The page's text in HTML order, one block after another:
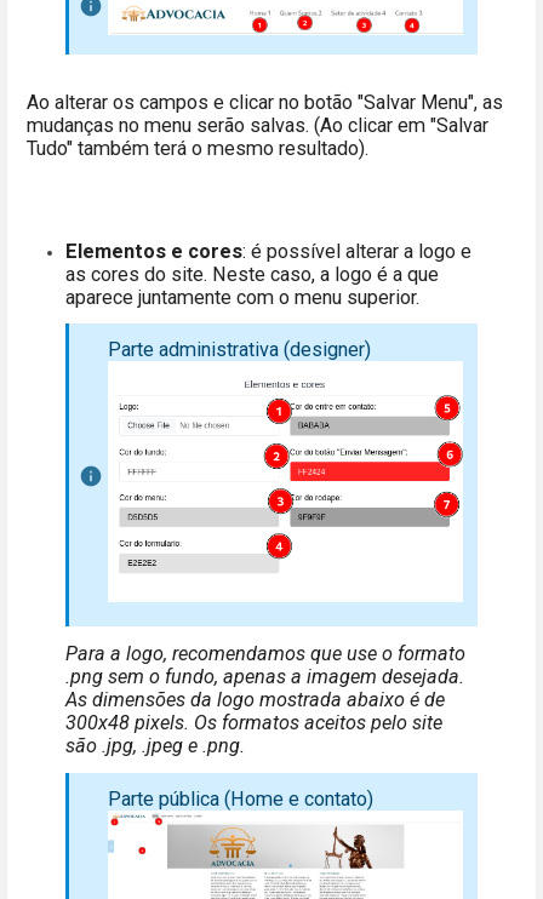
Ao alterar os campos e clicar no botão "Salvar Menu", as
mudanças no menu serão salvas. (Ao clicar em "Salvar
Tudo" também terá o mesmo resultado).
Elementos e cores: é possível alterar a logo e
as cores do site. Neste caso, a logo é a que
aparece juntamente com o menu superior.
Parte administrativa (designer)
Para a logo, recomendamos que use o formato
.png sem o fundo, apenas a imagem desejada.
As dimensões da logo mostrada abaixo é de
300x48 pixels. Os formatos aceitos pelo site
são .jpg, .jpeg e .png.
Parte pública (Home e contato)